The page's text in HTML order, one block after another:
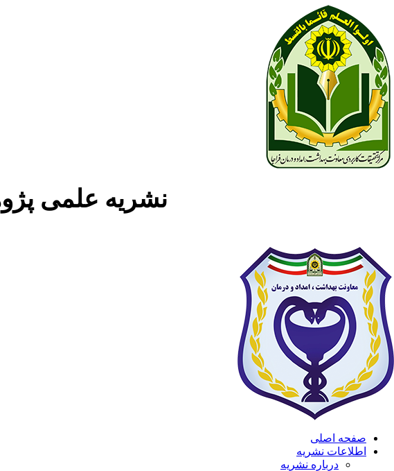
نشریه علمی پژوهشی
صفحه اصلی
اطلاعات نشریه
درباره نشریه